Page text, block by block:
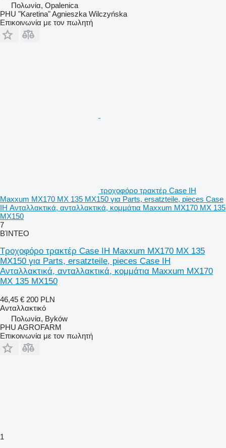
Πολωνία, Opalenica
PHU "Karetina" Agnieszka Wilczyńska
Επικοινωνία με τον πωλητή
τροχοφόρο τρακτέρ Case IH
Maxxum MX170 MX 135 MX150 για Parts, ersatzteile, pieces Case
IH Ανταλλακτικά, ανταλλακτικά, κομμάτια Maxxum MX170 MX 135
MX150
7
ΒΊΝΤΕΟ
Τροχοφόρο τρακτέρ Case IH Maxxum MX170 MX 135
MX150 για Parts, ersatzteile, pieces Case IH
Ανταλλακτικά, ανταλλακτικά, κομμάτια Maxxum MX170
MX 135 MX150
46,45 € 200 PLN
Ανταλλακτικό
Πολωνία, Byków
PHU AGROFARM
Επικοινωνία με τον πωλητή
1